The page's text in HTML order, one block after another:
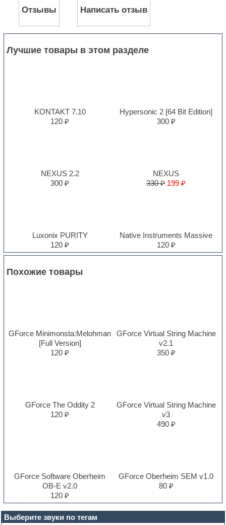
Выберите звуки по тегам
Отзывы Написать отзыв
Лучшие товары в этом разделе
KONTAKT 7.10
120 ₽
Hypersonic 2 [64 Bit Edition]
300 ₽
NEXUS 2.2
300 ₽
NEXUS
330 ₽ 199 ₽
Luxonix PURITY
120 ₽
Native Instruments Massive
120 ₽
Похожие товары
GForce Minimonsta:Melohman
[Full Version]
120 ₽
GForce Virtual String Machine
v2.1
350 ₽
GForce The Oddity 2
120 ₽
GForce Virtual String Machine
v3
490 ₽
GForce Software Oberheim
OB-E v2.0
120 ₽
GForce Oberheim SEM v1.0
80 ₽